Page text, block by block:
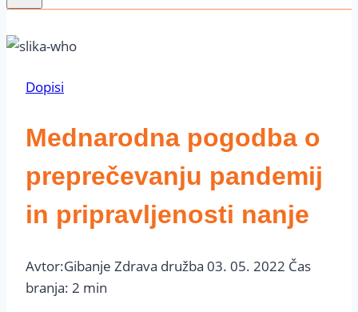
Dopisi
Mednarodna pogodba o
preprečevanju pandemij
in pripravljenosti nanje
Avtor:Gibanje Zdrava družba 03. 05. 2022 Čas
branja: 2 min